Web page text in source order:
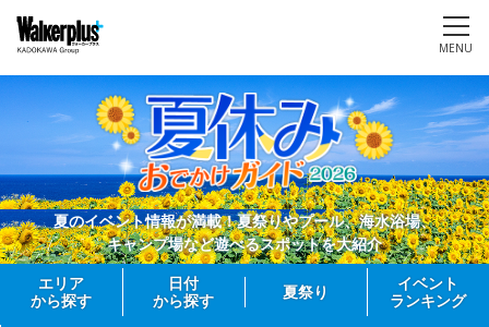
MENU
夏のイベント情報が満載！夏祭りやプール、海水浴場、
キャンプ場など遊べるスポットを大紹介
エリア
から探す
日付
から探す
夏祭り
イベント
ランキング